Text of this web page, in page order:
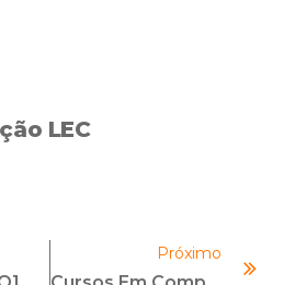
LEC
Próximo